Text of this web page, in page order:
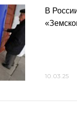
В
10.03.25